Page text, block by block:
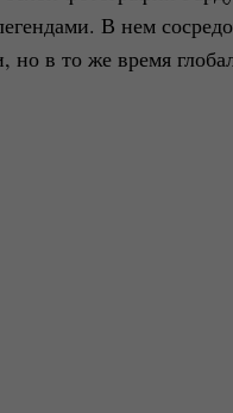
В нем
но в то же время